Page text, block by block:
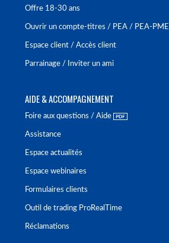
Offre 18-30 ans
Ouvrir un compte-titres / PEA / PEA-PME
Espace client / Accès client
Parrainage / Inviter un ami
AIDE & ACCOMPAGNEMENT
Foire aux questions / Aide
Assistance
Espace actualités
Espace webinaires
Formulaires clients
Outil de trading ProRealTime
Réclamations